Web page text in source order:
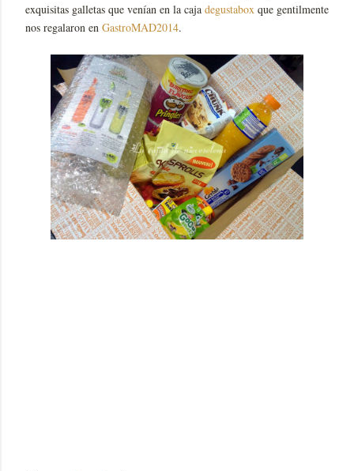
exquisitas galletas que venían en la caja degustabox que gentilmente
nos regalaron en GastroMAD2014.